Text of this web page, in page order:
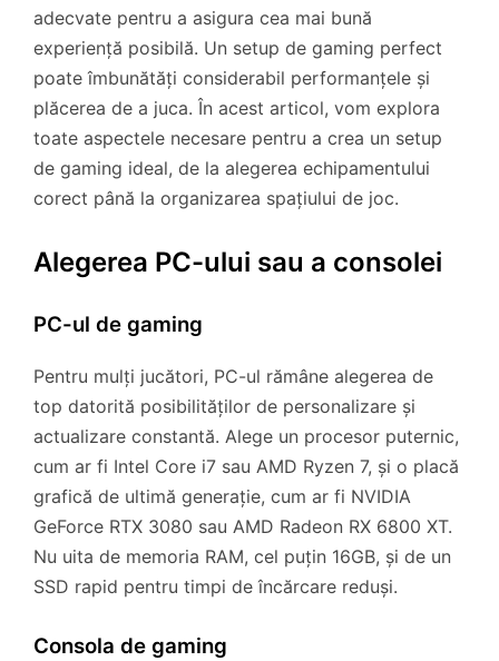
adecvate pentru a asigura cea mai bună
experiență posibilă. Un setup de gaming perfect
poate îmbunătăți considerabil performanțele și
plăcerea de a juca. În acest articol, vom explora
toate aspectele necesare pentru a crea un setup
de gaming ideal, de la alegerea echipamentului
corect până la organizarea spațiului de joc.
Alegerea PC-ului sau a consolei
PC-ul de gaming
Pentru mulți jucători, PC-ul rămâne alegerea de
top datorită posibilităților de personalizare și
actualizare constantă. Alege un procesor puternic,
cum ar fi Intel Core i7 sau AMD Ryzen 7, și o placă
grafică de ultimă generație, cum ar fi NVIDIA
GeForce RTX 3080 sau AMD Radeon RX 6800 XT.
Nu uita de memoria RAM, cel puțin 16GB, și de un
SSD rapid pentru timpi de încărcare reduși.
Consola de gaming